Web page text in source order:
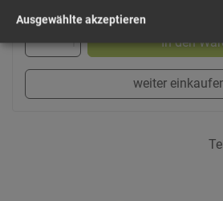
In den
weiter
Ausgewählte akzeptieren